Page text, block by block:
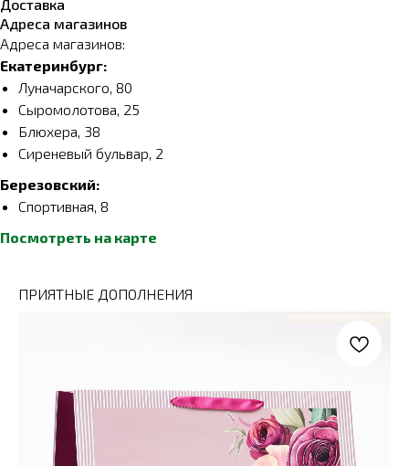
Доставка
Адреса магазинов
Адреса магазинов:
Екатеринбург:
Луначарского, 80
Сыромолотова, 25
Блюхера, 38
Сиреневый бульвар, 2
Березовский:
Спортивная, 8
Посмотреть на карте
ПРИЯТНЫЕ ДОПОЛНЕНИЯ